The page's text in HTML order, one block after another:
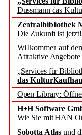
Dussmann das
Zentralbibliothek
Die Zukunft ist
Willkommen auf
Attraktive
„Services für
das
Open Library:
H+H Software
Wie Sie mit HAN
Sobotta Atlas und
des